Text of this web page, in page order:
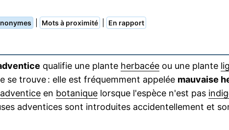
Mots à proximité En rapport
qualifie une plante herbacée ou une plante
se trouve : elle est fréquemment appelée mauvaise
adventice en botanique lorsque l'espèce n'est pas
adventices sont introduites accidentellement et